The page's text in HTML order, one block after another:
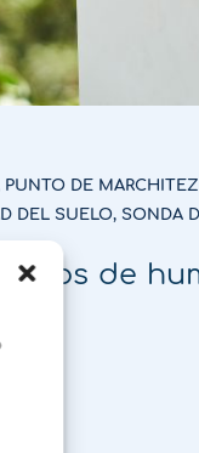
PUNTO DE
DEL SUELO, SONDA
de